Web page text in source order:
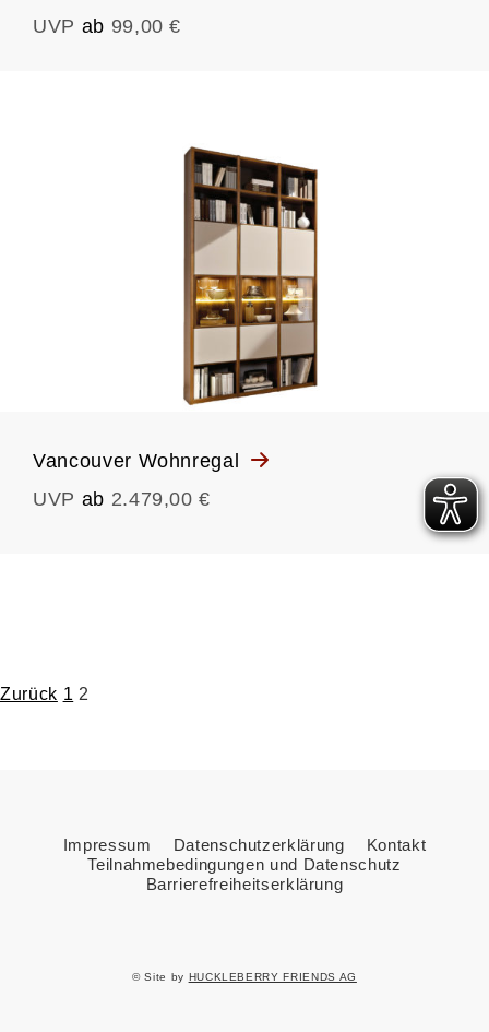
UVP ab 99,00 €
Vancouver Wohnregal
UVP ab 2.479,00 €
Seitennummerierung
Zurück 1 2
Impressum Datenschutzerklärung
Kontakt
Teilnahmebedingungen und Datenschutz
Barrierefreiheitserklärung
© Site by HUCKLEBERRY FRIENDS AG